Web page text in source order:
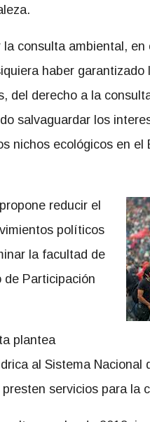
la consulta ambiental,
haber
del derecho a la
salvaguardar los
nichos ecológicos en el
reducir el
políticos
la facultad de
de Participación
plantea
al Sistema Nacional
servicios para la